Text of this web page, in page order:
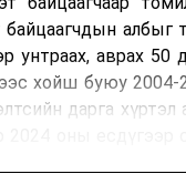
албыг
аврах 50
хойш буюу 2004-
дарга